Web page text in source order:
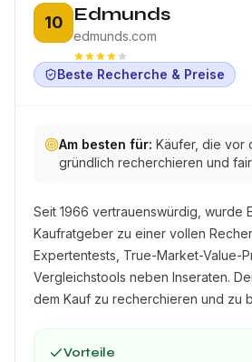
10 Platz 10:
Edmunds
edmunds.com
Beste Recherche & Preise
Am besten für: Käufer, die vor
gründlich recherchieren und
Seit 1966 vertrauenswürdig, wurde
Kaufratgeber zu einer vollen
Expertentests, True-Market-Value-
Vergleichstools neben Inseraten.
dem Kauf zu recherchieren und zu
Vorteile